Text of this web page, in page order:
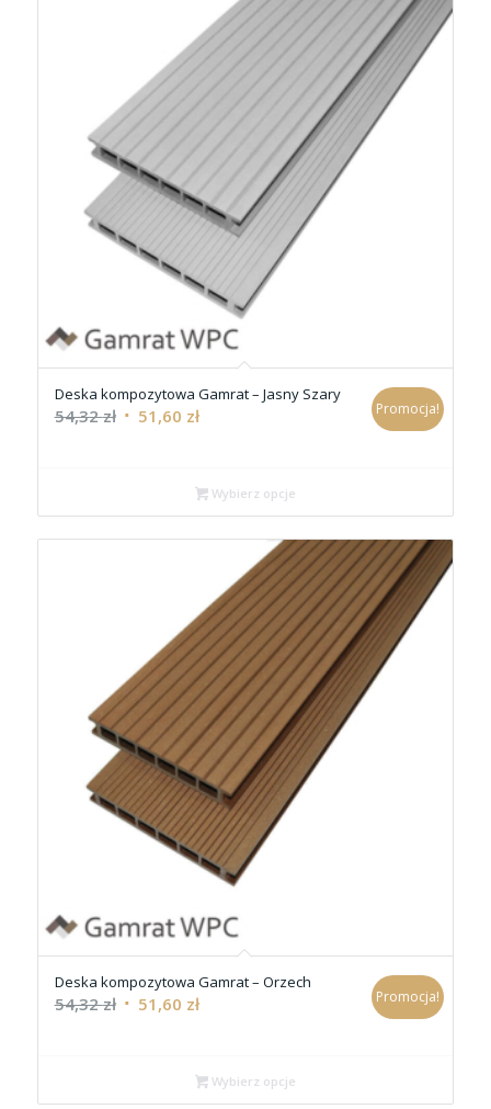
Deska kompozytowa Gamrat – Jasny Szary
54,32zł 51,60 zł Promocja!
Wybierz opcje
Deska kompozytowa Gamrat – Orzech
54,32zł 51,60 zł Promocja!
Wybierz opcje